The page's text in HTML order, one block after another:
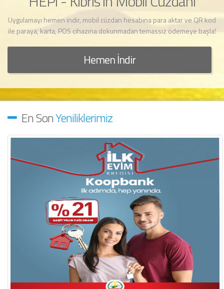
Uygulamayı hemen indir, mobil cüzdan hesabına para aktar ve QR kod
ile paraya, karta, POS cihazına dokunmadan temassız ödemeye başla!
Hemen İndir
En SonYeniliklerimiz